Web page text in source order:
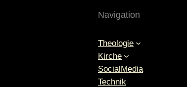
Navigation
Theologie
Kirche
SocialMedia
Technik